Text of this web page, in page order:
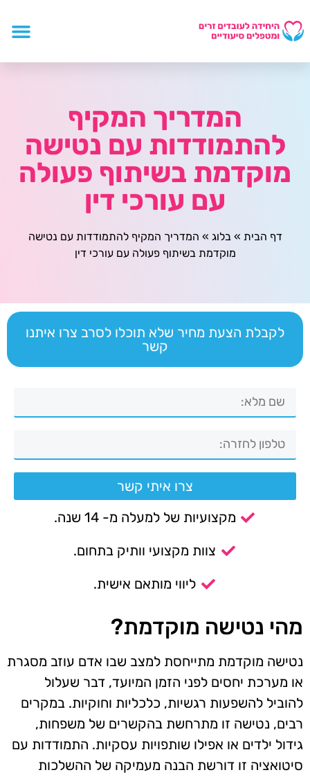
המדריך המקיף
להתמודדות עם נטישה
מוקדמת בשיתוף פעולה
עם עורכי דין
דף הבית »בלוג » המדריך המקיף להתמודדות עם נטישה
מוקדמת בשיתוף פעולה עם עורכי דין
לקבלת הצעת מחיר שלא תוכלו לסרב צרו איתנו
קשר
צרו איתי קשר
מקצועיות של למעלה מ- 14 שנה.
צוות מקצועי וותיק בתחום.
ליווי מותאם אישית.
מהי נטישה מוקדמת?
נטישה מוקדמת מתייחסת למצב שבו אדם עוזב מסגרת
או מערכת יחסים לפני הזמן המיועד, דבר שעלול
להוביל להשפעות רגשיות, כלכליות וחוקיות. במקרים
רבים, נטישה זו מתרחשת בהקשרים של משפחות,
גידול ילדים או אפילו שותפויות עסקיות. התמודדות עם
סיטואציה זו דורשת הבנה מעמיקה של ההשלכות